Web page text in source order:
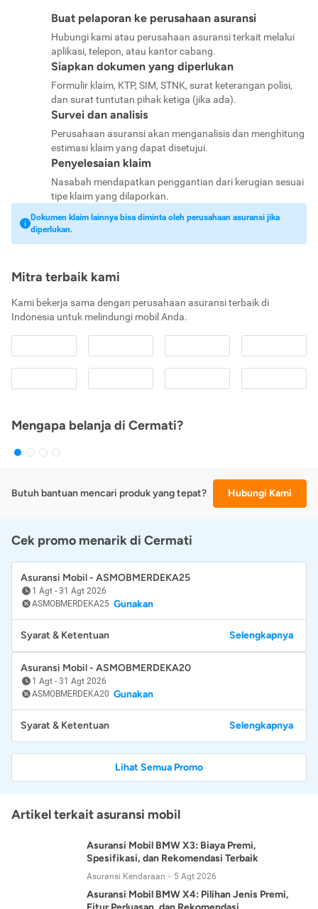
Buat pelaporan ke perusahaan asuransi
Hubungi kami atau perusahaan asuransi terkait melalui
aplikasi, telepon, atau kantor cabang.
Siapkan dokumen yang diperlukan
Formulir klaim, KTP, SIM, STNK, surat keterangan polisi,
dan surat tuntutan pihak ketiga (jika ada).
Survei dan analisis
Perusahaan asuransi akan menganalisis dan menghitung
estimasi klaim yang dapat disetujui.
Penyelesaian klaim
Nasabah mendapatkan penggantian dari kerugian sesuai
tipe klaim yang dilaporkan.
Dokumen klaim lainnya bisa diminta oleh perusahaan asuransi jika
diperlukan.
Mitra terbaik kami
Kami bekerja sama dengan perusahaan asuransi terbaik di
Indonesia untuk melindungi mobil Anda.
Mengapa belanja di Cermati?
Butuh bantuan mencari produk yang tepat? Hubungi Kami
Cek promo menarik di Cermati
Asuransi Mobil - ASMOBMERDEKA25
1 Agt - 31 Agt 2026
ASMOBMERDEKA25 Gunakan
Syarat & Ketentuan Selengkapnya
Asuransi Mobil - ASMOBMERDEKA20
1 Agt - 31 Agt 2026
ASMOBMERDEKA20 Gunakan
Syarat & Ketentuan Selengkapnya
Lihat Semua Promo
Artikel terkait asuransi mobil
Asuransi Mobil BMW X3: Biaya Premi,
Spesifikasi, dan Rekomendasi Terbaik
Asuransi Kendaraan 5 Agt 2026
Asuransi Mobil BMW X4: Pilihan Jenis Premi,